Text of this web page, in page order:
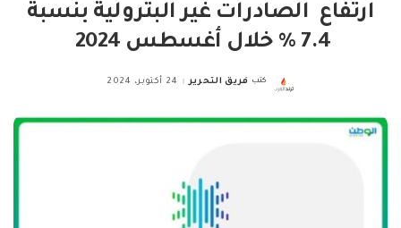
ارتفاع الصادرات غير البترولية بنسبة
7.4 % خلال أغسطس 2024
Posted
كتب فريق التحرير 24 أكتوبر، 2024